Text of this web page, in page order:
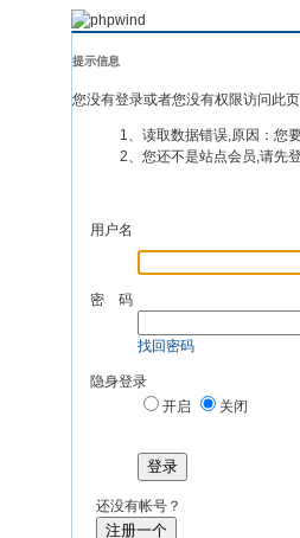
提示信息
您没有登录或者您没有权限访问此
1、读取数据错误,原因：您
2、您还不是站点会员,请先
用户名
密 码
找回密码
隐身登录
开启
关闭
登录
还没有帐号？
注册一个